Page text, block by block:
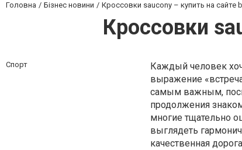
Головна Бізнес новини Кроссовки saucony – купить на сайте
Кроссовки
Спорт
Каждый человек
выражение
самым важным,
продолжения
многие тщательно
выглядеть
качественная